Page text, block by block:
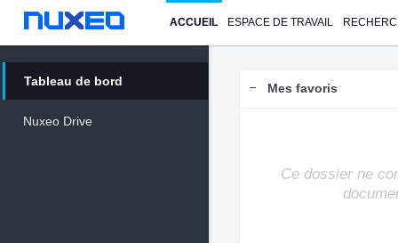
ACCUEIL ESPACE DE TRAVAIL
Tableau de bord
Nuxeo Drive
Mes favoris
Ce dossier ne